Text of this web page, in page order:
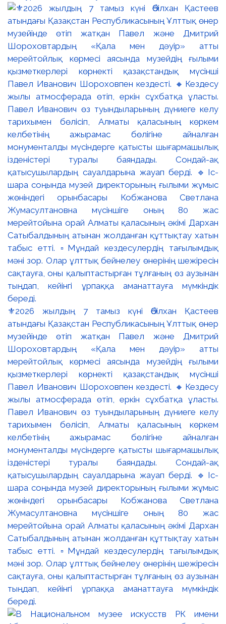
⚜️2026 жылдың 7 тамыз күні Әбілхан Қастеев
атындағы Қазақстан Республикасының Ұлттық өнер
музейінде өтіп жатқан Павел және Дмитрий
Шороховтардың «Қала мен дәуір» атты
мерейтойлық көрмесі аясында музейдің ғылыми
қызметкерлері көрнекті қазақстандық мүсінші
Павел Иванович Шороховпен кездесті. 🔸Кездесу
жылы атмосферада өтіп, еркін сұхбатқа ұласты.
Павел Иванович өз туындыларының дүниеге келу
тарихымен бөлісіп, Алматы қаласының көркем
келбетінің ажырамас бөлігіне айналған
монументалды мүсіндерге қатысты шығармашылық
ізденістері туралы баяндады. Сондай-ақ
қатысушылардың сауалдарына жауап берді. 🔹Іс-
шара соңында музей директорының ғылыми жұмыс
жөніндегі орынбасары Кобжанова Светлана
Жумасултановна мүсіншіге оның 80 жас
мерейтойына орай Алматы қаласының әкімі Дархан
Сатыбалдының атынан жолданған құттықтау хатын
табыс етті. ▫️Мұндай кездесулердің тағылымдық
мәні зор. Олар ұлттық бейнелеу өнерінің шежіресін
сақтауға, оны қалыптастырған тұлғаның өз аузынан
тыңдап, кейінгі ұрпаққа аманаттауға мүмкіндік
береді.